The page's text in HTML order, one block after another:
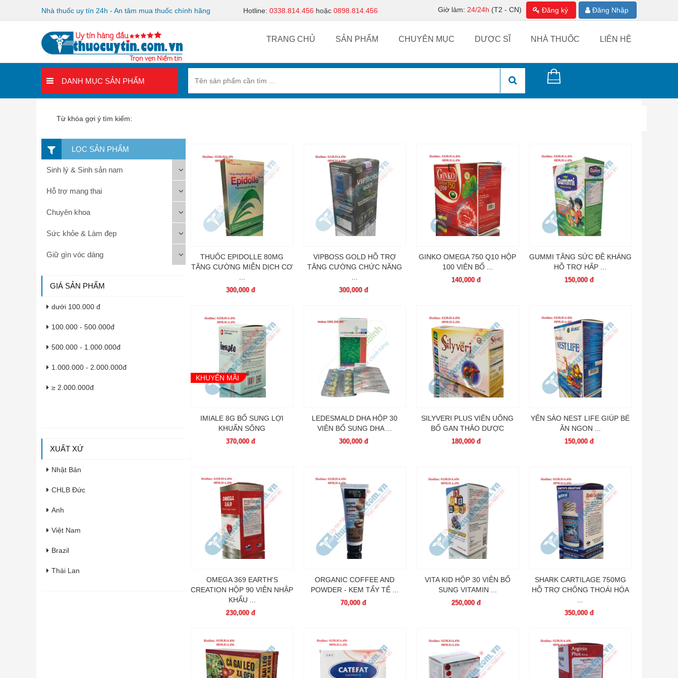
Nhà thuốc uy tín 24h - An tâm mua thuốc chính hãng Hotline: 0338.814.456 hoặc 0898.814.456 Giờ làm: 24/24h (T2 - CN) Đăng ký Đăng Nhập
TRANG CHỦ SẢN PHẨM CHUYÊN MỤC DƯỢC SĨ NHÀ THUỐC LIÊN HỆ
DANH MỤC SẢN PHẨM
Từ khóa gợi ý tìm kiếm:
LỌC SẢN PHẨM
Sinh lý & Sinh sản nam
Hỗ trợ mang thai
Chuyên khoa
Sức khỏe & Làm đẹp
Giữ gìn vóc dáng
GIÁ SẢN PHẨM
dưới 100.000 đ
100.000 - 500.000đ
500.000 - 1.000.000đ
1.000.000 - 2.000.000đ
≥ 2.000.000đ
XUẤT XỨ
Nhật Bản
CHLB Đức
Anh
Việt Nam
Brazil
Thái Lan
THUỐC EPIDOLLE 80MG
TĂNG CƯỜNG MIỄN DỊCH CƠ
300,000 đ
VIPBOSS GOLD HỖ TRỢ
TĂNG CƯỜNG CHỨC NĂNG
300,000 đ
GINKO OMEGA 750 Q10 HỘP
100 VIÊN BỔ ...
140,000 đ
GUMMI TĂNG SỨC ĐỀ KHÁNG
HỖ TRỢ HẤP ...
150,000 đ
KHUYẾN MÃI
IMIALE 8G BỔ SUNG LỢI
KHUẨN SỐNG
370,000 đ
LEDESMALD DHA HỘP 30
VIÊN BỔ SUNG DHA ...
300,000 đ
SILYVERI PLUS VIÊN UỐNG
BỔ GAN THẢO DƯỢC
180,000 đ
YẾN SÀO NEST LIFE GIÚP BÉ
ĂN NGON ...
150,000 đ
OMEGA 369 EARTH'S
CREATION HỘP 90 VIÊN NHẬP
KHẨU ...
230,000 đ
ORGANIC COFFEE AND
POWDER - KEM TẨY TẾ ...
70,000 đ
VITA KID HỘP 30 VIÊN BỔ
SUNG VITAMIN ...
250,000 đ
SHARK CARTILAGE 750MG
HỖ TRỢ CHỐNG THOÁI HÓA
350,000 đ